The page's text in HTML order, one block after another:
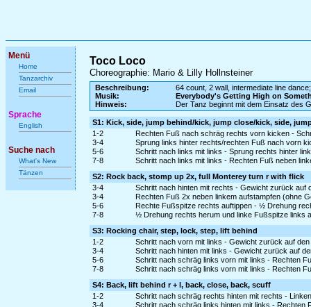
Menü
Home
Tanzarchiv
Email
Sprache
English
Suche nach
What's New
Tänzen
Toco Loco
Choreographie: Mario & Lilly Hollnsteiner
Beschreibung:
64 count, 2 wall, intermediate line
Musik:
Everybody's Getting High on
Hinweis:
Der Tanz beginnt mit dem Einsatz des
S1: Kick, side, jump behind/kick, jump close/kick, side,
1-2
Rechten Fuß nach schräg rechts vorn kicken -
3-4
Sprung links hinter rechts/rechten Fuß nach vorn
5-6
Schritt nach links mit links - Sprung rechts hinter
7-8
Schritt nach links mit links - Rechten Fuß neben
S2: Rock back, stomp up 2x, full Monterey turn r with flick
3-4
Schritt nach hinten mit rechts - Gewicht zurück auf
3-4
Rechten Fuß 2x neben linkem aufstampfen (ohne
5-6
Rechte Fußspitze rechts auftippen - ½ Drehung
7-8
½ Drehung rechts herum und linke Fußspitze links
S3: Rocking chair, step, lock, step, lift behind
1-2
Schritt nach vorn mit links - Gewicht zurück auf
3-4
Schritt nach hinten mit links - Gewicht zurück auf
5-6
Schritt nach schräg links vorn mit links - Rechten
7-8
Schritt nach schräg links vorn mit links - Rechten
S4: Back, lift behind r + l, back, close, back, scuff
1-2
Schritt nach schräg rechts hinten mit rechts -
3-4
Schritt nach schräg links hinten mit links - Rechten